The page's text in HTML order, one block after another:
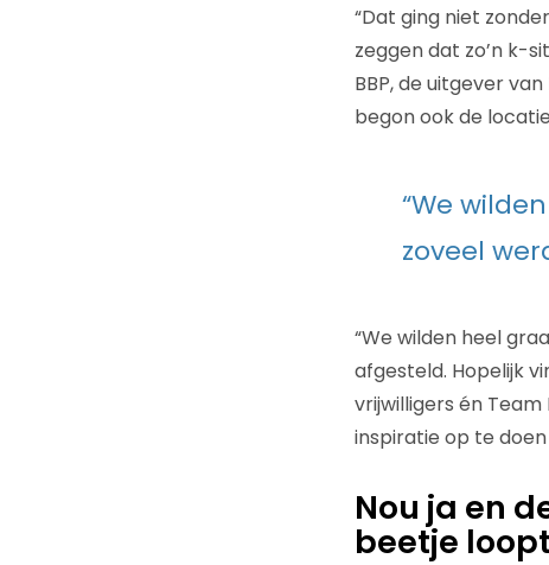
“Dat ging niet
zeggen dat zo’n k-
BBP, de uitgever
begon ook de
“We
zoveel
“We wilden heel
afgesteld. Hopelijk
vrijwilligers én
inspiratie op te doen
Nou ja en
beetje